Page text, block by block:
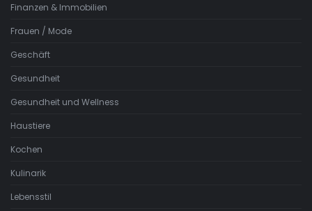
Finanzen & Immobilien
Frauen / Mode
Geschäft
Gesundheit
Gesundheit und Wellness
Haustiere
Kochen
Kulinarik
Lebensstil